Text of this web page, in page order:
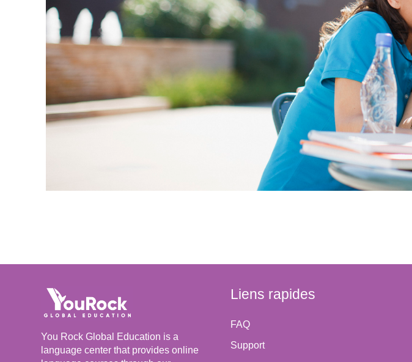
You Rock Global Education is a
language center that provides online
Liens rapides
FAQ
Support